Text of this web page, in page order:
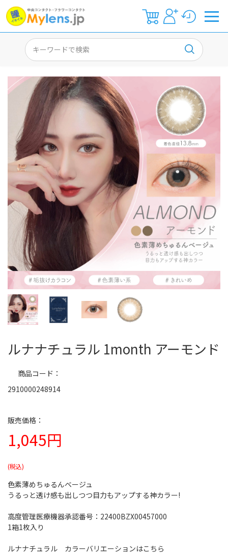
ルナナチュラル 1month アーモンド
1,045円
商品コード
2910000248914
色素薄めちゅるんベージュ
うるっと透け感も出しつつ目力もアップする神カラー!
高度管理医療機器承認番号：22400BZX00457000
1箱1枚入り
ルナナチュラル カラーバリエーションはこちら